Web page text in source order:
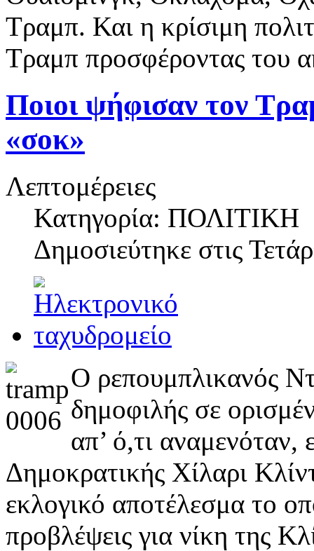
Τραμπ. Και η κρίσιμη
Τραμπ προσφέροντας του
Ποιοι ψήφισαν τον
«σοκ»
Λεπτομέρειες
Κατηγορία: ΠΟΛΙΤΙΚΗ
Δημοσιεύτηκε στις
Ο ρεπουμπλικανός
δημοφιλής σε
απ’ ό,τι αναμενόταν,
Δημοκρατικής Χίλαρι
εκλογικό αποτέλεσμα το
προβλέψεις για νίκη της